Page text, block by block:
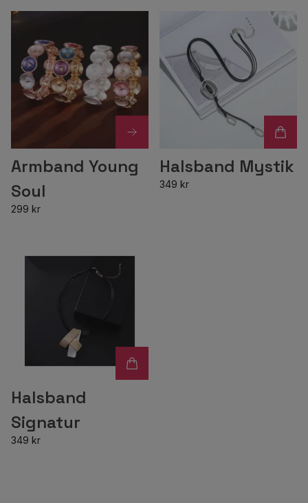
Armband Young
Soul
299 kr
Halsband Mystik
349 kr
Halsband
Signatur
349 kr